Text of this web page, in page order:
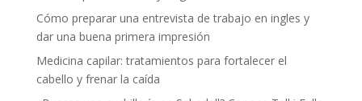
Cómo preparar una entrevista de trabajo en ingles y
dar una buena primera impresión
Medicina capilar: tratamientos para fortalecer el
cabello y frenar la caída